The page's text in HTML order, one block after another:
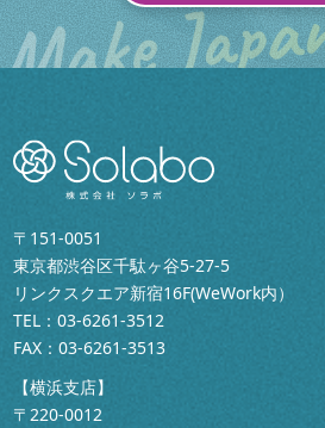
〒151-0051
東京都渋谷区千駄ヶ谷5-27-5
リンクスクエア新宿16F(WeWork内）
TEL：03-6261-3512
FAX：03-6261-3513
【横浜支店】
〒220-0012